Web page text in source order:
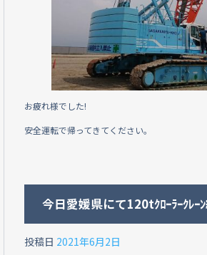
お疲れ様でした!
安全運転で帰ってきてください。
今日愛媛県にて120tｸﾛｰﾗｰｸﾚｰ
投稿日 2021年6月2日